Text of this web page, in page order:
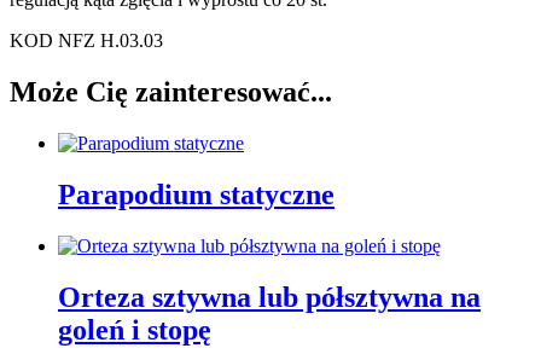
KOD NFZ H.03.03
Może Cię zainteresować...
Parapodium statyczne
Orteza sztywna lub półsztywna na
goleń i stopę